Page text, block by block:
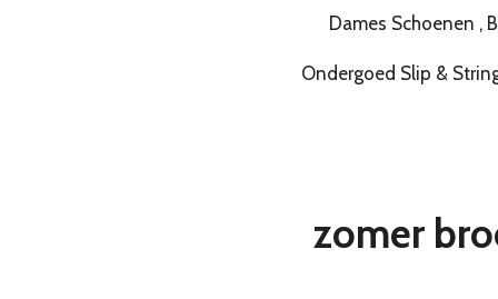
Dames Schoenen ,
Ondergoed Slip &
zomer